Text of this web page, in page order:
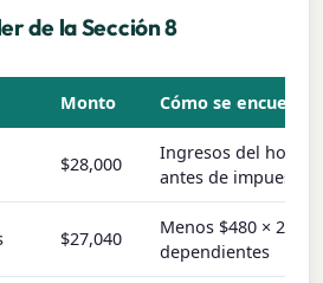
de la Sección 8
Monto Cómo se
$28,000
Ingresos del hogar
antes de impuestos
$27,040
Menos $480 × 2
dependientes